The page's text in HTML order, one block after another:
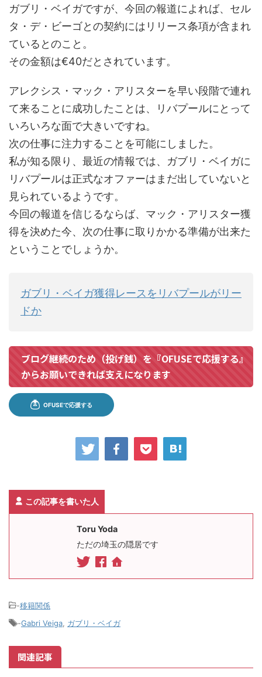
ガブリ・ベイガですが、今回の報道によれば、セル
タ・デ・ビーゴとの契約にはリリース条項が含まれ
ているとのこと。
その金額は€40だとされています。
アレクシス・マック・アリスターを早い段階で連れ
て来ることに成功したことは、リバプールにとって
いろいろな面で大きいですね。
次の仕事に注力することを可能にしました。
私が知る限り、最近の情報では、ガブリ・ベイガに
リバプールは正式なオファーはまだ出していないと
見られているようです。
今回の報道を信じるならば、マック・アリスター獲
得を決めた今、次の仕事に取りかかる準備が出来た
ということでしょうか。
ガブリ・ベイガ獲得レースをリバプールがリー
ドか
ブログ継続のため（投げ銭）を『OFUSEで応援する』
からお願いできれば支えになります
この記事を書いた人
Toru Yoda
ただの埼玉の隠居です
-移籍関係
-Gabri Veiga ガブリ・ベイガ
関連記事